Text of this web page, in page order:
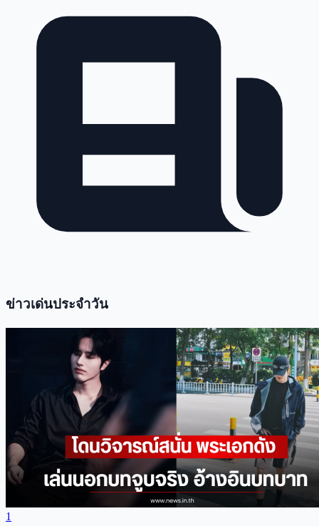
ข่าวเด่นประจำวัน
1